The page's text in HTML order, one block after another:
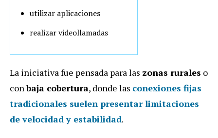
utilizar aplicaciones
realizar videollamadas
La iniciativa fue pensada para las zonas rurales o
conbaja cobertura, donde las conexiones fijas
tradicionales suelen presentar limitaciones
de velocidad y estabilidad.